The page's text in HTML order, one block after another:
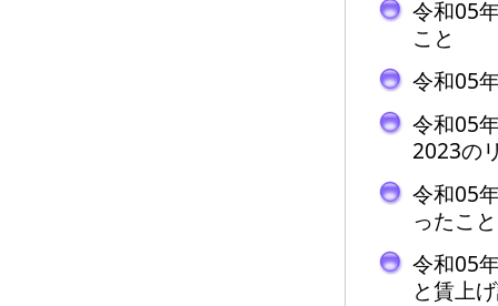
令和05
こと
令和05
令和05
2023の
令和05
ったこと
令和05
と賃上